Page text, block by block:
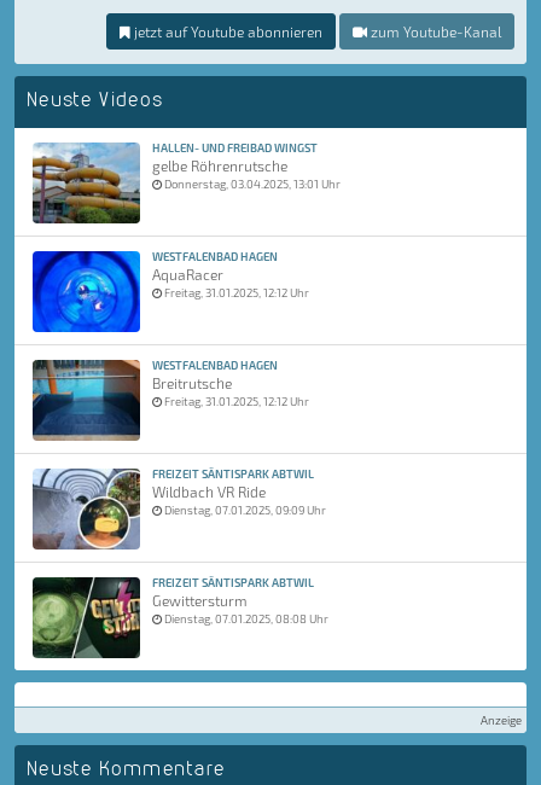
jetzt auf Youtube abonnieren zum Youtube-Kanal
Neuste Videos
HALLEN- UND FREIBAD WINGST
gelbe Röhrenrutsche
Donnerstag, 03.04.2025, 13:01 Uhr
WESTFALENBAD HAGEN
AquaRacer
Freitag, 31.01.2025, 12:12 Uhr
WESTFALENBAD HAGEN
Breitrutsche
Freitag, 31.01.2025, 12:12 Uhr
FREIZEIT SÄNTISPARK ABTWIL
Wildbach VR Ride
Dienstag, 07.01.2025, 09:09 Uhr
FREIZEIT SÄNTISPARK ABTWIL
Gewittersturm
Dienstag, 07.01.2025, 08:08 Uhr
Anzeige
Neuste Kommentare